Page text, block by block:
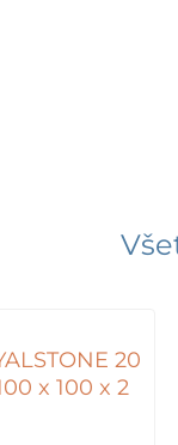
20
x 100 x 2